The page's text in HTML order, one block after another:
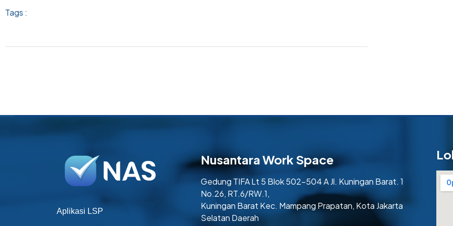
Tags :
Aplikasi LSP
Nusantara Work Space
Gedung TIFA Lt 5 Blok 502-504 A Jl. Kuningan Barat. 1
No.26, RT.6/RW.1,
Kuningan Barat Kec. Mampang Prapatan, Kota Jakarta
Selatan Daerah